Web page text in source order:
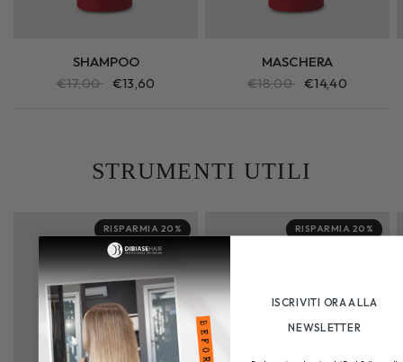
SHAMPOO
€17,00 €13,60
MASCHERA
€18,00 €14,40
STRUMENTI UTILI
RISPARMIA 20% RISPARMIA 20%
ISCRIVITI ORA ALLA
NEWSLETTER